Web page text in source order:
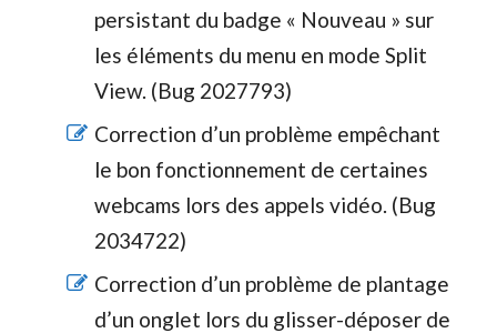
persistant du badge « Nouveau » sur
les éléments du menu en mode Split
View. (Bug 2027793)
Correction d’un problème empêchant
le bon fonctionnement de certaines
webcams lors des appels vidéo. (Bug
2034722)
Correction d’un problème de plantage
d’un onglet lors du glisser-déposer de